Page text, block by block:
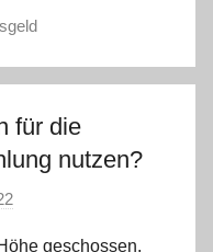
für die
nutzen?
geschossen.